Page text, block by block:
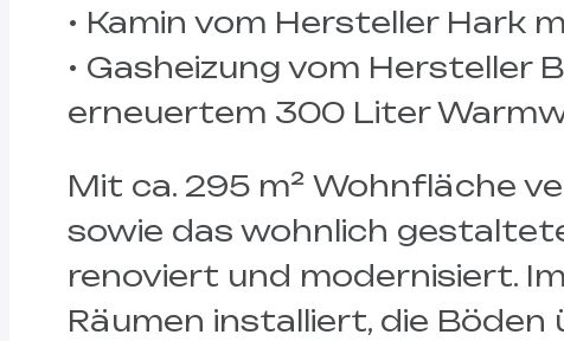
• Kamin vom Hersteller Hark
• Gasheizung vom Hersteller
erneuertem 300 Liter
Mit ca. 295 m² Wohnfläche
sowie das wohnlich
renoviert und modernisiert.
Räumen installiert, die